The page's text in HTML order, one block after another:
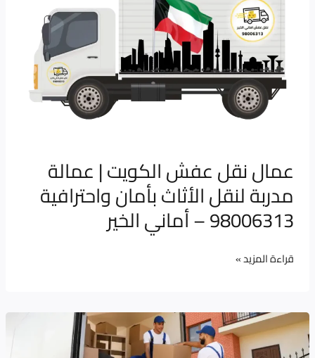
عمال نقل عفش الكويت | عمالة
مدربة لنقل الأثاث بأمان واحترافية
98006313 – أماني الخير
عفش
عمالة
بأمان
واحترافية
98006313
–
أماني
الخير
قراءة المزيد »
كيف
تختار